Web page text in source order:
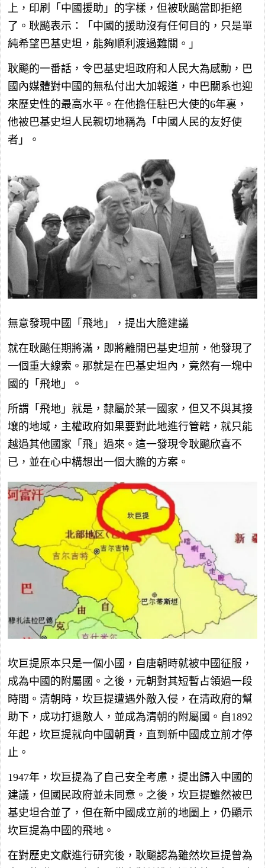
上，印刷「中國援助」的字樣，但被耿飈當即拒絕
了。耿飈表示：「中國的援助沒有任何目的，只是單
純希望巴基史坦，能夠順利渡過難關。」
耿飈的一番話，令巴基史坦政府和人民大為感動，巴
國內媒體對中國的無私付出大加報道，中巴關系也迎
來歷史性的最高水平。在他擔任駐巴大使的6年裏，
他被巴基史坦人民親切地稱為「中國人民的友好使
者」。
無意發現中國「飛地」，提出大膽建議
就在耿飈任期將滿，即將離開巴基史坦前，他發現了
一個重大線索。那就是在巴基史坦內，竟然有一塊中
國的「飛地」。
所謂「飛地」就是，隸屬於某一國家，但又不與其接
壤的地域，主權政府如果要對此地進行管轄，就只能
越過其他國家「飛」過來。這一發現令耿飈欣喜不
已，並在心中構想出一個大膽的方案。
坎巨提原本只是一個小國，自唐朝時就被中國征服，
成為中國的附屬國。之後，元朝對其短暫占領過一段
時間。清朝時，坎巨提遭遇外敵入侵，在清政府的幫
助下，成功打退敵人，並成為清朝的附屬國。自1892
年起，坎巨提就向中國朝貢，直到新中國成立前才停
止。
1947年，坎巨提為了自己安全考慮，提出歸入中國的
建議，但國民政府並未同意。之後，坎巨提雖然被巴
基史坦合並了，但在新中國成立前的地圖上，仍顯示
坎巨提為中國的飛地。
在對歷史文獻進行研究後，耿飈認為雖然坎巨提曾為